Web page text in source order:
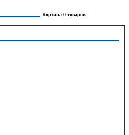
Корзина 0 товаров.